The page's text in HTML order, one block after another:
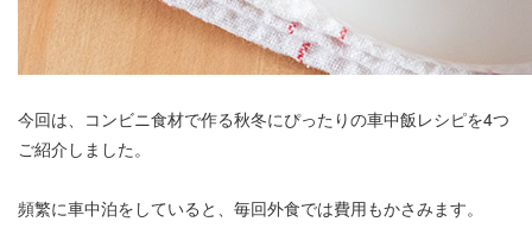
今回は、コンビニ食材で作る秋冬にぴったりの車中飯レシピを4つ
ご紹介しました。
頻繁に車中泊をしていると、毎回外食では費用もかさみます。